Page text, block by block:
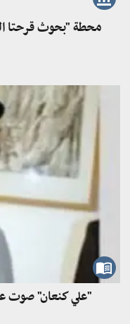
محطة "بحوث قرحتا
"علي كنعان" صوت